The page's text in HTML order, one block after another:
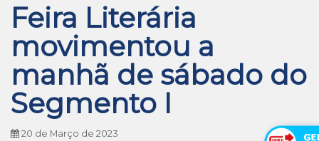
Feira Literária
movimentou a
manhã de sábado do
Segmento I
20 de Março de 2023